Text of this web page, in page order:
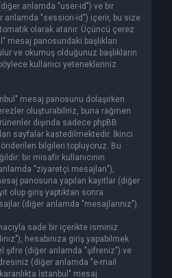
anlamda "user-id") ve bir
anlamda "session-id") içerir, bu size
olarak atanır. Üçüncü çerez
mesaj panosundaki başlıkları
ve okumuş olduğunuz başlıkların
kullanıcı yetenekleriniz
mesaj panosunu dolaşırken
oluşturabiliriz, buna rağmen
dışında sadece phpBB
sayfalar kastedilmektedir. İkinci
bilgileri topluyoruz. Bu
bir misafir kullanıcının
"ziyaretçi mesajları"),
panosuna yapılan kayıtlar (diğer
olup giriş yaptıktan sonra
(diğer anlamda "mesajlarınız").
sade bir içerikte isminiz
hesabınıza giriş yapabilmek
şifre (diğer anlamda "şifreniz") ve
(diğer anlamda "e-mail
İstanbul" mesaj